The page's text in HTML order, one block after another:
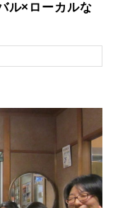
ル×ローカルな